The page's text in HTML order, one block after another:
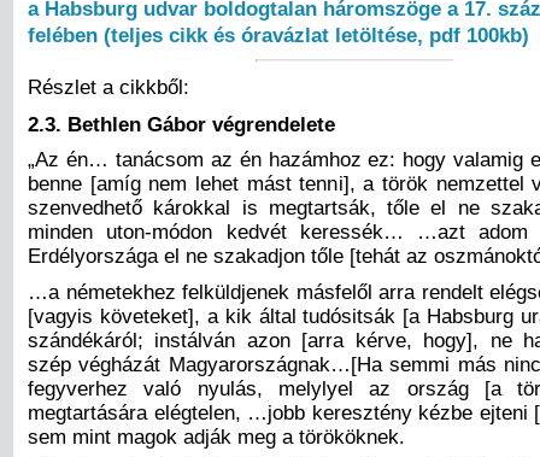
a Habsburg udvar boldogtalan háromszöge a 17.
felében (teljes cikk és óravázlat letöltése, pdf 100kb)
Részlet a cikkből:
2.3. Bethlen Gábor végrendelete
„Az én… tanácsom az én hazámhoz ez: hogy valamig
benne [amíg nem lehet mást tenni], a török nemzettel
szenvedhető károkkal is megtartsák, tőle el ne
minden uton-módon kedvét keressék… …azt adom
Erdélyországa el ne szakadjon tőle [tehát az
…a németekhez felküldjenek másfelől arra rendelt
[vagyis követeket], a kik által tudósitsák [a Habsburg
szándékáról; instálván azon [arra kérve, hogy], ne
szép végházát Magyarországnak…[Ha semmi más
fegyverhez való nyulás, melylyel az ország [a
megtartására elégtelen, …jobb keresztény kézbe
sem mint magok adják meg a törököknek.